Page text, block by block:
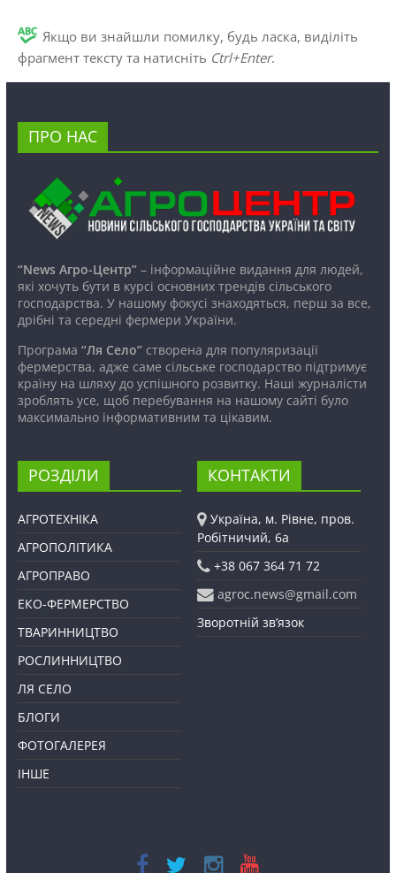
Якщо ви знайшли помилку, будь ласка, виділіть
фрагмент тексту та натисніть Ctrl+Enter.
ПРО НАС
“News Агро-Центр”– інформаційне видання для людей,
які хочуть бути в курсі основних трендів сільського
господарства. У нашому фокусі знаходяться, перш за все,
дрібні та середні фермери України.
Програма “Ля Село”створена для популяризації
фермерства, адже саме сільське господарство підтримує
країну на шляху до успішного розвитку. Наші журналісти
зроблять усе, щоб перебування на нашому сайті було
максимально інформативним та цікавим.
РОЗДІЛИ
АГРОТЕХНІКА
АГРОПОЛІТИКА
АГРОПРАВО
ЕКО-ФЕРМЕРСТВО
ТВАРИННИЦТВО
РОСЛИННИЦТВО
ЛЯ СЕЛО
БЛОГИ
ФОТОГАЛЕРЕЯ
ІНШЕ
КОНТАКТИ
Україна, м. Рівне, пров.
Робітничий, 6а
+38 067 364 71 72
agroc.news@gmail.com
Зворотній зв’язок